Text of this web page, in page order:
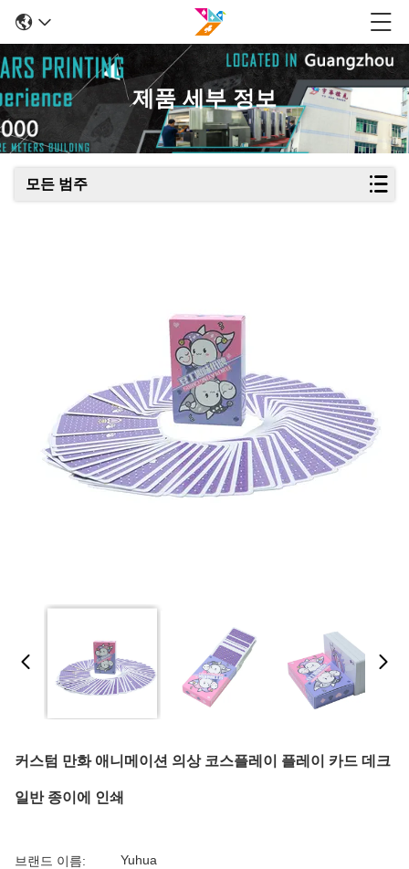
제품 세부 정보
모든 범주
커스텀 만화 애니메이션 의상 코스플레이 플레이 카드 데크
일반 종이에 인쇄
브랜드 이름: Yuhua